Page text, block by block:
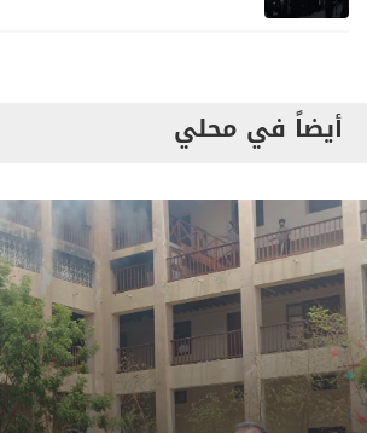
أيضاً في محلي